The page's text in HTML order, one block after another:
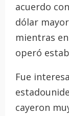
acuerdo
dólar
mientras
operó
Fue
cayeron